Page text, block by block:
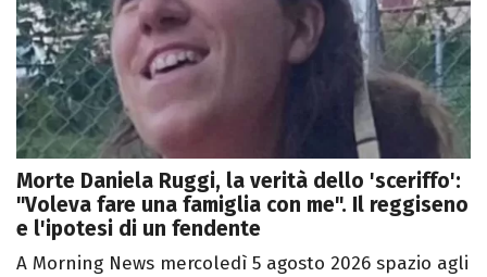
Morte Daniela Ruggi, la verità dello 'sceriffo':
"Voleva fare una famiglia con me". Il reggiseno
e l'ipotesi di un fendente
A Morning News mercoledì 5 agosto 2026 spazio agli